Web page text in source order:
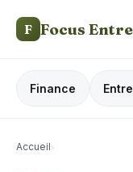
F Focus
Finance
Accueil›